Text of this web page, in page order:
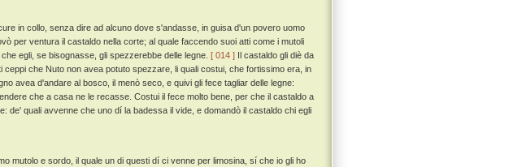
in collo, senza dire ad alcuno dove s'andasse, in guisa d'un povero uomo
per ventura il castaldo nella corte; al quale faccendo suoi atti come i mutoli
egli, se bisognasse, gli spezzerebbe delle legne. [ 014 ] Il castaldo gli diè da
che Nuto non avea potuto spezzare, li quali costui, che fortissimo era, in
avea d'andare al bosco, il menò seco, e quivi gli fece tagliar delle legne:
che a casa ne le recasse. Costui il fece molto bene, per che il castaldo a
de' quali avvenne che uno dí la badessa il vide, e domandò il castaldo chi egli
mutolo e sordo, il quale un di questi dí ci venne per limosina, sí che io gli ho